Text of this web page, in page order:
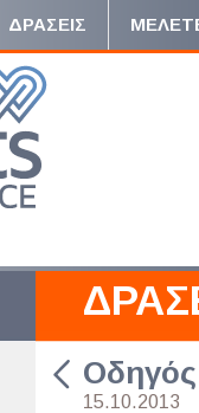
ΔΡΑΣΕΙΣ
Οδηγός
15.10.2013